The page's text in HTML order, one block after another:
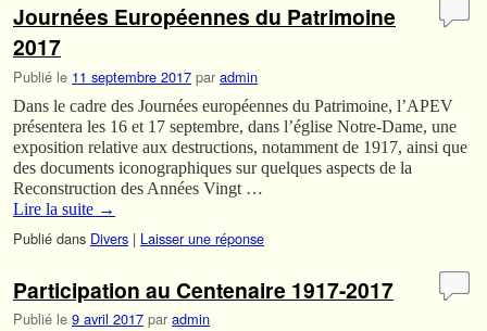
Journées Européennes du Patrimoine
2017
Publié le 11 septembre 2017 par admin
Dans le cadre des Journées européennes du Patrimoine, l’APEV
présentera les 16 et 17 septembre, dans l’église Notre-Dame, une
exposition relative aux destructions, notamment de 1917, ainsi que
des documents iconographiques sur quelques aspects de la
Reconstruction des Années Vingt …
Lire la suite →
Publié dans Divers | Laisser une réponse
Participation au Centenaire 1917-2017
Publié le 9 avril 2017 par admin